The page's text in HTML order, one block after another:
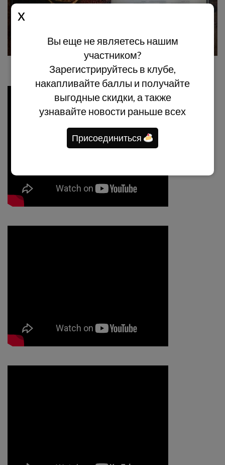
Вы еще не являетесь нашим
участником?
Зарегистрируйтесь в клубе,
накапливайте баллы и получайте
выгодные скидки, а также
узнавайте новости раньше всех
Присоединиться